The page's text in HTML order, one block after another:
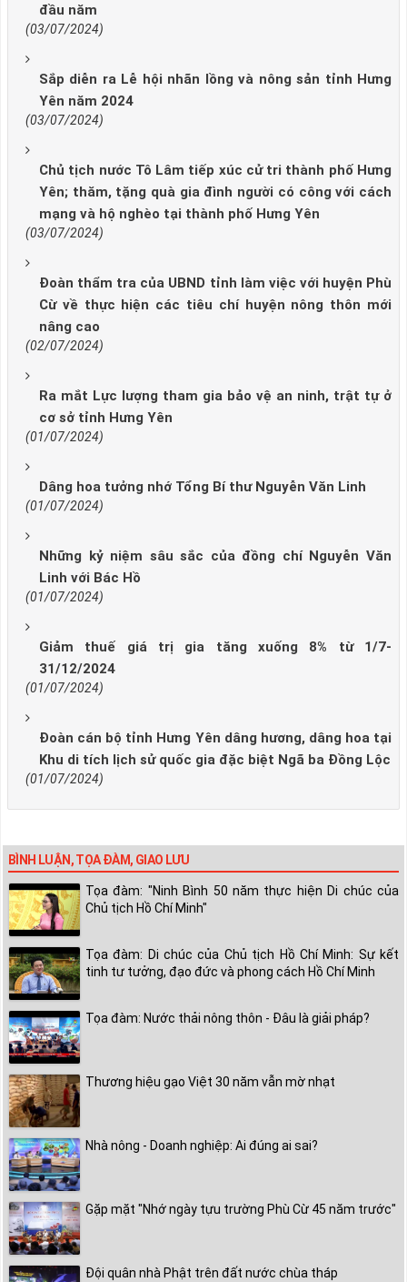
đầu năm
(03/07/2024)
Sắp diễn ra Lễ hội nhãn lồng và nông sản tỉnh Hưng
Yên năm 2024
(03/07/2024)
Chủ tịch nước Tô Lâm tiếp xúc cử tri thành phố Hưng
Yên; thăm, tặng quà gia đình người có công với cách
mạng và hộ nghèo tại thành phố Hưng Yên
(03/07/2024)
Đoàn thẩm tra của UBND tỉnh làm việc với huyện Phù
Cừ về thực hiện các tiêu chí huyện nông thôn mới
nâng cao
(02/07/2024)
Ra mắt Lực lượng tham gia bảo vệ an ninh, trật tự ở
cơ sở tỉnh Hưng Yên
(01/07/2024)
Dâng hoa tưởng nhớ Tổng Bí thư Nguyễn Văn Linh
(01/07/2024)
Những kỷ niệm sâu sắc của đồng chí Nguyễn Văn
Linh với Bác Hồ
(01/07/2024)
Giảm thuế giá trị gia tăng xuống 8% từ 1/7-
31/12/2024
(01/07/2024)
Đoàn cán bộ tỉnh Hưng Yên dâng hương, dâng hoa tại
Khu di tích lịch sử quốc gia đặc biệt Ngã ba Đồng Lộc
(01/07/2024)
BÌNH LUẬN, TỌA ĐÀM, GIAO LƯU
Tọa đàm: "Ninh Bình 50 năm thực hiện Di chúc của
Chủ tịch Hồ Chí Minh"
Tọa đàm: Di chúc của Chủ tịch Hồ Chí Minh: Sự kết
tinh tư tưởng, đạo đức và phong cách Hồ Chí Minh
Tọa đàm: Nước thải nông thôn - Đâu là giải pháp?
Thương hiệu gạo Việt 30 năm vẫn mờ nhạt
Nhà nông - Doanh nghiệp: Ai đúng ai sai?
Gặp mặt "Nhớ ngày tựu trường Phù Cừ 45 năm trước"
Đội quân nhà Phật trên đất nước chùa tháp